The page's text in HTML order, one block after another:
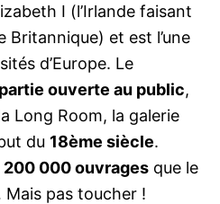
I (l’Irlande faisant
Britannique) et est l’une
d’Europe. Le
ouverte au public,
Long Room, la galerie
du 18ème siècle.
200 000 ouvrages que le
pas toucher !